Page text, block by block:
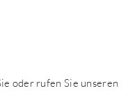
oder rufen Sie unseren